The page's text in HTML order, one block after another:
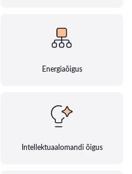
Energiaõigus
Intellektuaalomandi õigus